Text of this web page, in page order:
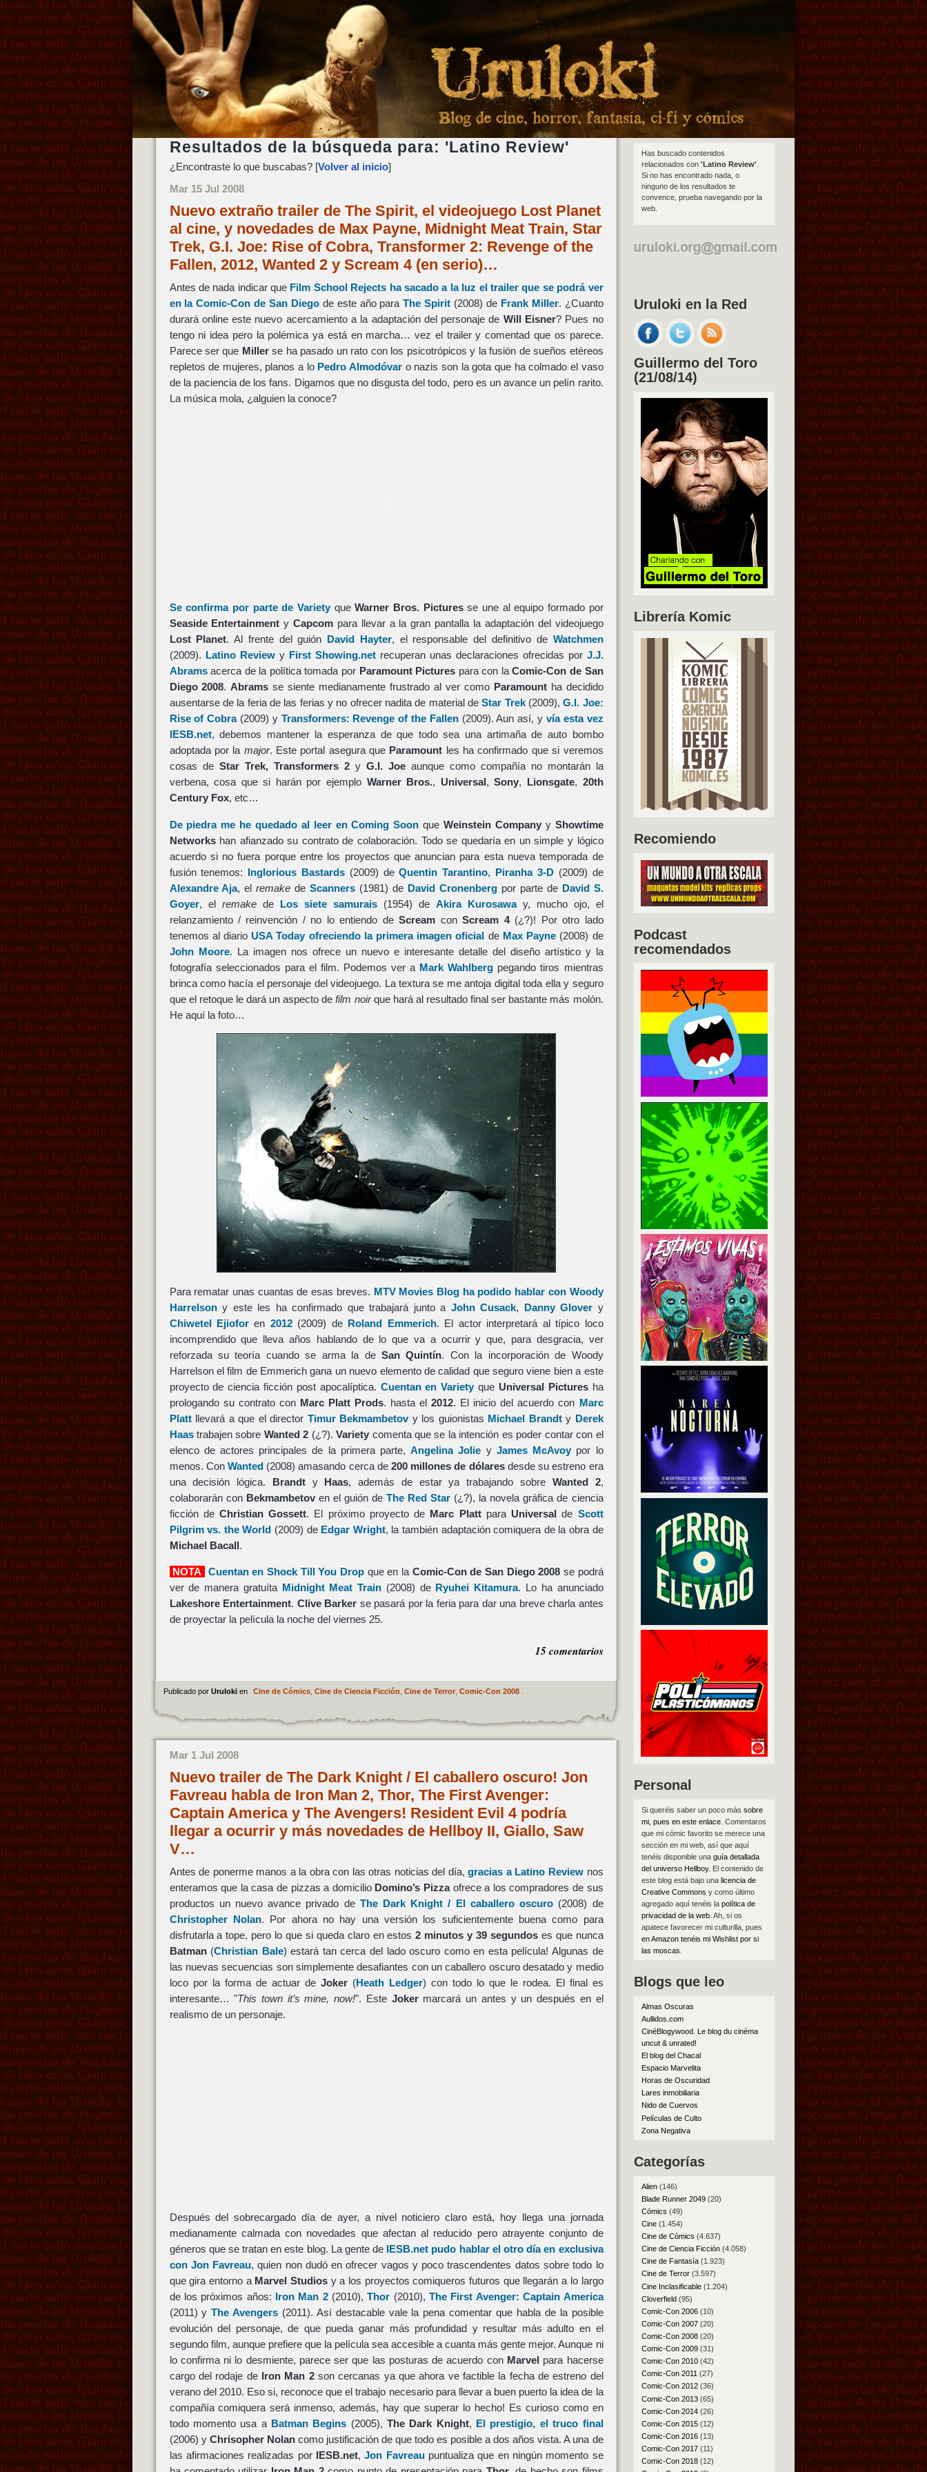
Resultados de la búsqueda para: 'Latino Review'
¿Encontraste lo que buscabas? [Volver al inicio]
Mar 15 Jul 2008
Nuevo extraño trailer de The Spirit, el videojuego Lost Planet
al cine, y novedades de Max Payne, Midnight Meat Train, Star
Trek, G.I. Joe: Rise of Cobra, Transformer 2: Revenge of the
Fallen, 2012, Wanted 2 y Scream 4 (en serio)…
Antes de nada indicar que Film School Rejects ha sacado a la luz el trailer que se podrá ver
en la Comic-Con de San Diegode este año paraThe Spirit (2008) de Frank Miller. ¿Cuanto
durará online este nuevo acercamiento a la adaptación del personaje de Will Eisner? Pues no
tengo ni idea pero la polémica ya está en marcha… vez el trailer y comentad que os parece.
Parece ser que Millerse ha pasado un rato con los psicotrópicos y la fusión de sueños etéreos
repletos de mujeres, planos a lo Pedro Almodóvar o nazis son la gota que ha colmado el vaso
de la paciencia de los fans. Digamos que no disgusta del todo, pero es un avance un pelín rarito.
La música mola, ¿alguien la conoce?
Se confirma por parte de VarietyqueWarner Bros. Picturesse une al equipo formado por
Seaside Entertainment yCapcom para llevar a la gran pantalla la adaptación del videojuego
Lost Planet. Al frente del guión David Hayter, el responsable del definitivo de Watchmen
(2009). Latino Reviewy First Showing.netrecuperan unas declaraciones ofrecidas por J.J.
Abramsacerca de la política tomada por Paramount Pictures para con laComic-Con de San
Diego 2008.Abrams se siente medianamente frustrado al ver como Paramountha decidido
ausentarse de la feria de las ferias y no ofrecer nadita de material deStar Trek(2009),G.I. Joe:
Rise of Cobra(2009) y Transformers: Revenge of the Fallen(2009). Aun así, y vía esta vez
IESB.net, debemos mantener la esperanza de que todo sea una artimaña de auto bombo
adoptada por la major. Este portal asegura que Paramount les ha confirmado que si veremos
cosas de Star Trek, Transformers 2y G.I. Joeaunque como compañía no montarán la
verbena, cosa que si harán por ejemplo Warner Bros., Universal,Sony, Lionsgate, 20th
Century Fox, etc…
De piedra me he quedado al leer en Coming Soon que Weinstein Companyy Showtime
Networkshan afianzado su contrato de colaboración. Todo se quedaría en un simple y lógico
acuerdo si no fuera porque entre los proyectos que anuncian para esta nueva temporada de
fusión tenemos: Inglorious Bastards (2009) deQuentin Tarantino, Piranha 3-D(2009) de
Alexandre Aja, elremake deScanners (1981) de David Cronenbergpor parte de David S.
Goyer, el remakede Los siete samurais(1954) de Akira Kurosaway, mucho ojo, el
relanzamiento / reinvención / no lo entiendo deScream conScream 4(¿?)! Por otro lado
tenemos al diario USA Today ofreciendo la primera imagen oficial de Max Payne (2008) de
John Moore. La imagen nos ofrece un nuevo e interesante detalle del diseño artístico y la
fotografía seleccionados para el film. Podemos ver a Mark Wahlberg pegando tiros mientras
brinca como hacía el personaje del videojuego. La textura se me antoja digital toda ella y seguro
que el retoque le dará un aspecto defilm noirque hará al resultado final ser bastante más molón.
He aquí la foto…
Para rematar unas cuantas de esas breves. MTV Movies Blog ha podido hablar con Woody
Harrelsony este les ha confirmado que trabajará junto a John Cusack, Danny Glover y
Chiwetel Ejiofor en 2012(2009) de Roland Emmerich. El actor interpretará al típico loco
incomprendido que lleva años hablando de lo que va a ocurrir y que, para desgracia, ver
reforzada su teoría cuando se arma la de San Quintín. Con la incorporación de Woody
Harrelson el film de Emmerich gana un nuevo elemento de calidad que seguro viene bien a este
proyecto de ciencia ficción post apocalíptica. Cuentan en Variety que Universal Picturesha
prologando su contrato con Marc Platt Prods. hasta el2012. El inicio del acuerdo con Marc
Plattllevará a que el director Timur Bekmambetovy los guionistas Michael Brandty Derek
Haastrabajen sobre Wanted 2 (¿?).Variety comenta que se la intención es poder contar con el
elenco de actores principales de la primera parte,Angelina Jolie y James McAvoy por lo
menos. Con Wanted(2008) amasando cerca de200 millones de dólaresdesde su estreno era
una decisión lógica. Brandty Haas, además de estar ya trabajando sobre Wanted 2,
colaborarán con Bekmambetoven el guión deThe Red Star (¿?), la novela gráfica de ciencia
ficción de Christian Gossett. El próximo proyecto de Marc Plattpara Universal de Scott
Pilgrim vs. the World (2009) de Edgar Wright, la también adaptación comiquera de la obra de
Michael Bacall.
NOTA Cuentan en Shock Till You Dropque en la Comic-Con de San Diego 2008 se podrá
ver de manera gratuíta Midnight Meat Train (2008) de Ryuhei Kitamura. Lo ha anunciado
Lakeshore Entertainment. Clive Barker se pasará por la feria para dar una breve charla antes
de proyectar la película la noche del viernes 25.
15 comentarios
Publicado por Uruloki en Cine de Cómics, Cine de Ciencia Ficción Cine de Terror, Comic-Con 2008.
Mar 1 Jul 2008
Nuevo trailer de The Dark Knight / El caballero oscuro! Jon
Favreau habla de Iron Man 2, Thor, The First Avenger:
Captain America y The Avengers! Resident Evil 4 podría
llegar a ocurrir y más novedades de Hellboy II, Giallo, Saw
V…
Antes de ponerme manos a la obra con las otras noticias del día, gracias a Latino Review nos
enteramos que la casa de pizzas a domicilio Domino’s Pizzaofrece a los compradores de sus
productos un nuevo avance privado de The Dark Knight / El caballero oscuro (2008) de
Christopher Nolan. Por ahora no hay una versión los suficientemente buena como para
disfrutarla a tope, pero lo que si queda claro en estos2 minutos y 39 segundoses que nunca
Batman(Christian Bale) estará tan cerca del lado oscuro como en esta película! Algunas de
las nuevas secuencias son simplemente desafiantes con un caballero oscuro desatado y medio
loco por la forma de actuar de Joker(Heath Ledger) con todo lo que le rodea. El final es
interesante… "This town it’s mine, now!". Este Jokermarcará un antes y un después en el
realismo de un personaje.
Después del sobrecargado día de ayer, a nivel noticiero claro está, hoy llega una jornada
medianamente calmada con novedades que afectan al reducido pero atrayente conjunto de
géneros que se tratan en este blog. La gente de IESB.net pudo hablar el otro día en exclusiva
con Jon Favreau, quien non dudó en ofrecer vagos y poco trascendentes datos sobre todo lo
que gira entorno a Marvel Studiosy a los proyectos comiqueros futuros que llegarán a lo largo
de los próximos años: Iron Man 2(2010),Thor (2010),The First Avenger: Captain America
(2011) yThe Avengers (2011). Así destacable vale la pena comentar que habla de la posible
evolución del personaje, de que pueda ganar más profundidad y resultar más adulto en el
segundo film, aunque prefiere que la película sea accesible a cuanta más gente mejor. Aunque ni
lo confirma ni lo desmiente, parece ser que las posturas de acuerdo con Marvel para hacerse
cargo del rodaje de Iron Man 2son cercanas ya que ahora ve factible la fecha de estreno del
verano del 2010. Eso si, reconoce que el trabajo necesario para llevar a buen puerto la idea de la
compañía comiquera será inmenso, además, hay que superar lo hecho! Es curioso como en
todo momento usa a Batman Begins (2005),The Dark Knight, El prestigio, el truco final
(2006) y Chrisopher Nolancomo justificación de que todo es posible a dos años vista. A una de
las afirmaciones realizadas por IESB.net,Jon Favreaupuntualiza que en ningún momento se
Has buscado contenidos
relacionados con 'Latino Review'
Si no has encontrado nada, o
ninguno de los resultados te
convence, prueba navegando por la
web.
Uruloki en la Red
Guillermo del Toro
(21/08/14)
Librería Komic
Recomiendo
Podcast
recomendados
Personal
Si queréis saber un poco más sobre
mi, pues en este enlace. Comentaros
que mi cómic favorito se merece una
sección en mi web, así que aquí
tenéis disponible una guía detallada
del universo Hellboy. El contenido de
este blog está bajo una licencia de
Creative Commons y como último
agregado aquí tenéis la política de
privacidad de la web. Ah, si os
apatece favorecer mi culturilla, pues
en Amazon tenéis mi Wishlist por si
las moscas
Blogs que leo
Almas Oscuras
Aullidos.com
CinéBlogywood. Le blog du cinéma
uncut & unrated!
El blog del Chacal
Espacio Marvelita
Horas de Oscuridad
Lares inmobiliaria
Nido de Cuervos
Películas de Culto
Zona Negativa
Categorías
Alien(146)
Blade Runner 2049(20)
Cómics (49)
Cine(1.454)
Cine de Cómics (4.637)
Cine de Ciencia Ficción(4.058)
Cine de Fantasía(1.923)
Cine de Terror(3.597)
Cine Inclasificable(1.204)
Cloverfield(95)
Comic-Con 2006(10)
Comic-Con 2007(20)
Comic-Con 2008(20)
Comic-Con 2009(31)
Comic-Con 2010(42)
Comic-Con 2011 (27)
Comic-Con 2012(36)
Comic-Con 2013(65)
Comic-Con 2014(26)
Comic-Con 2015(12)
Comic-Con 2016(13)
Comic-Con 2017(11)
Comic-Con 2018(12)